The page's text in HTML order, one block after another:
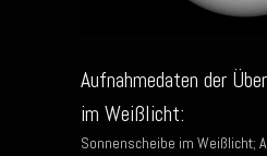
Aufnahmedaten der
im Weißlicht:
Sonnenscheibe im Weißlicht;